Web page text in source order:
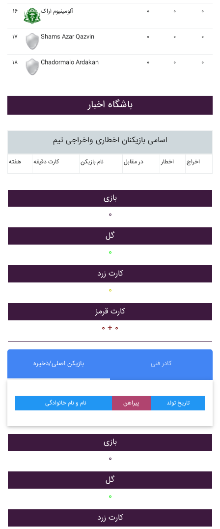
۱۶ آلومينيوم اراک ۰ ۰ ۰
۱۷ Shams Azar Qazvin ۰ ۰ ۰
۱۸ Chadormalo Ardakan ۰ ۰ ۰
باشگاه اخبار
اسامی بازیکنان اخطاری واخراجی تیم
هفته کارت دقیقه نام بازیکن در مقابل اخطار اخراج
بازی
۰
گل
۰
کارت زرد
۰
کارت قرمز
۰ + ۰
بازیکن اصلی/ذخیره کادر فنی
نام و نام خانوادگی پیراهن تاریخ تولد
بازی
۰
گل
۰
کارت زرد